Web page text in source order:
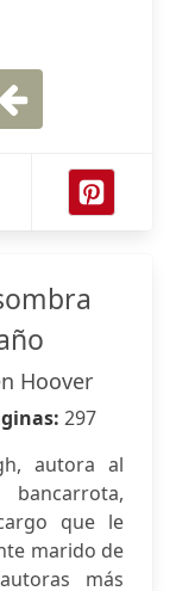
Hoover
297
autora al
que le
marido de
más